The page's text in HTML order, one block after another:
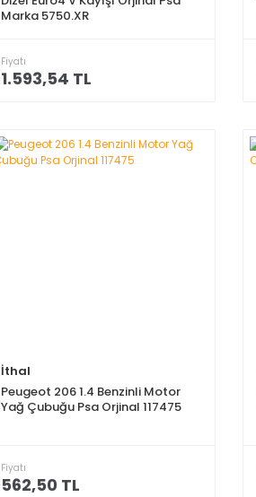
Marka 5750.XR
Fiyatı
1.593,54 TL
İthal
Peugeot 206 1.4 Benzinli Motor
Yağ Çubuğu Psa Orjinal 117475
Fiyatı
562,50 TL